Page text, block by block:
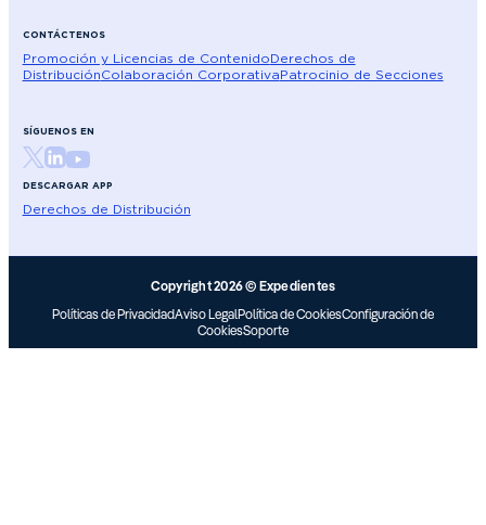
CONTÁCTENOS
Promoción y Licencias de ContenidoDerechos de
DistribuciónColaboración CorporativaPatrocinio de Secciones
SÍGUENOS EN
DESCARGAR APP
Derechos de Distribución
Copyright 2026 © Expedientes
Políticas de PrivacidadAviso LegalPolítica de CookiesConfiguración de
CookiesSoporte